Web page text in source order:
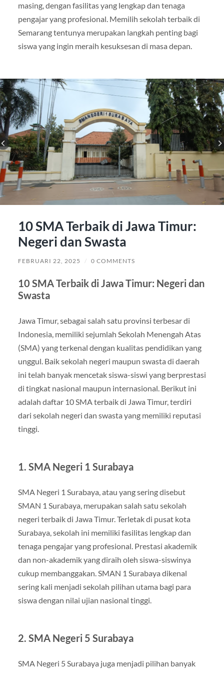
masing, dengan fasilitas yang lengkap dan tenaga
pengajar yang profesional. Memilih sekolah terbaik di
Semarang tentunya merupakan langkah penting bagi
siswa yang ingin meraih kesuksesan di masa depan.
10 SMA Terbaik di Jawa Timur:
Negeri dan Swasta
FEBRUARI 22, 2025 / 0 COMMENTS
10 SMA Terbaik di Jawa Timur: Negeri dan
Swasta
Jawa Timur, sebagai salah satu provinsi terbesar di
Indonesia, memiliki sejumlah Sekolah Menengah Atas
(SMA) yang terkenal dengan kualitas pendidikan yang
unggul. Baik sekolah negeri maupun swasta di daerah
ini telah banyak mencetak siswa-siswi yang berprestasi
di tingkat nasional maupun internasional. Berikut ini
adalah daftar 10 SMA terbaik di Jawa Timur, terdiri
dari sekolah negeri dan swasta yang memiliki reputasi
tinggi.
1. SMA Negeri 1 Surabaya
SMA Negeri 1 Surabaya, atau yang sering disebut
SMAN 1 Surabaya, merupakan salah satu sekolah
negeri terbaik di Jawa Timur. Terletak di pusat kota
Surabaya, sekolah ini memiliki fasilitas lengkap dan
tenaga pengajar yang profesional. Prestasi akademik
dan non-akademik yang diraih oleh siswa-siswinya
cukup membanggakan. SMAN 1 Surabaya dikenal
sering kali menjadi sekolah pilihan utama bagi para
siswa dengan nilai ujian nasional tinggi.
2. SMA Negeri 5 Surabaya
SMA Negeri 5 Surabaya juga menjadi pilihan banyak